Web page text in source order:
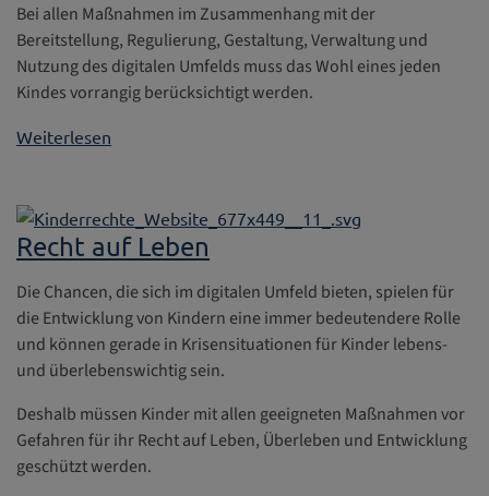
Bei allen Maßnahmen im Zusammenhang mit der
Bereitstellung, Regulierung, Gestaltung, Verwaltung und
Nutzung des digitalen Umfelds muss das Wohl eines jeden
Kindes vorrangig berücksichtigt werden.
Weiterlesen
Recht auf Leben
Die Chancen, die sich im digitalen Umfeld bieten, spielen für
die Entwicklung von Kindern eine immer bedeutendere Rolle
und können gerade in Krisensituationen für Kinder lebens-
und überlebenswichtig sein.
Deshalb müssen Kinder mit allen geeigneten Maßnahmen vor
Gefahren für ihr Recht auf Leben, Überleben und Entwicklung
geschützt werden.